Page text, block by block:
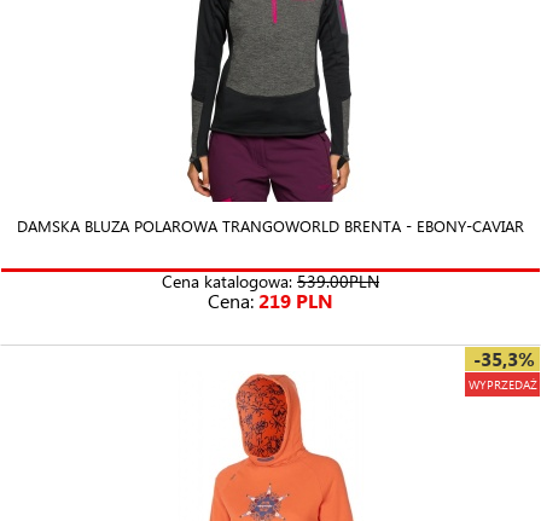
DAMSKA BLUZA POLAROWA TRANGOWORLD BRENTA - EBONY-CAVIAR
Cena katalogowa: 539.00PLN
Cena:219 PLN
-35,3%
WYPRZEDAŻ